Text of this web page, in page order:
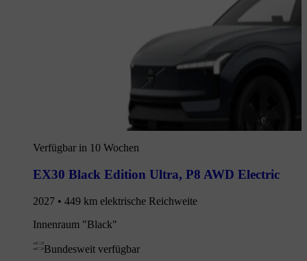
Verfügbar in 10 Wochen
EX30 Black Edition Ultra, P8 AWD Electric
2027 • 449 km elektrische Reichweite
Innenraum "Black"
Bundesweit verfügbar